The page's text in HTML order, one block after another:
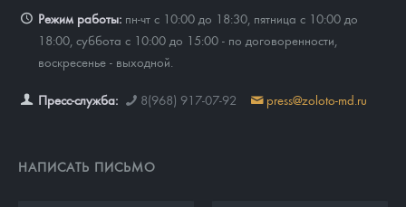
Режим работы: пн-чт с 10:00 до 18:30, пятница с 10:00 до
18:00, суббота с 10:00 до 15:00 - по договоренности,
воскресенье - выходной.
Пресс-служба: 8(968) 917-07-92 press@zoloto-md.ru
НАПИСАТЬ ПИСЬМО